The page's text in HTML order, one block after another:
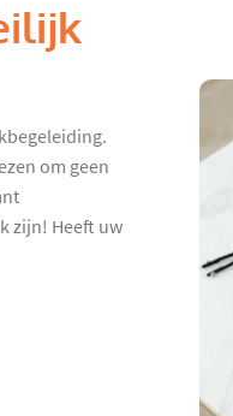
om geen
zijn! Heeft uw